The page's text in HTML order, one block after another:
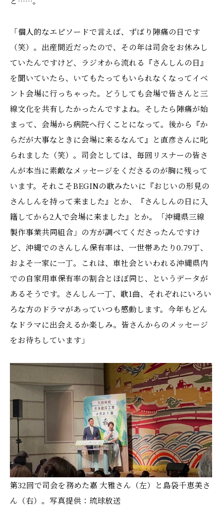
「個人的なエピソードで言えば、ずばり陣痛の日です
（笑）。出産間近だったので、その年は司会をお休みし
ていたんですけど、ラジオから流れる『さんしんの日』
を聞いていたら、いてもたってもいられなくなってイベ
ント会場に行っちゃった。どうしても会場で皆さんと三
線文化を共有したかったんですよね。そしたら陣痛が始
まって、会場から病院へ行くことになって。後から『か
らだが大事なときに会場に来るなんて』と直彦さんに叱
られました（笑）。司会としては、毎回リスナーの皆さ
んが本当に素敵なメッセージをくださるのが胸に残って
います。それこそBEGINの歌みたいに『おじいの形見の
さんしんを持って来ました』とか、『さんしんの日に入
籍してから2人で会場に来ました』とか。「沖縄県三線
製作事業共同組合」の方が調べてくださったんですけ
ど、沖縄でのさんしん保有率は、一世帯あたり0.79丁、
およそ一家に一丁。これは、車社会といわれる沖縄県内
での自家用車保有率の割合とほぼ同じ、というデータが
あるそうです。さんしん一丁、歌1曲、それぞれにいろい
ろな方のドラマがあっていつも感動します。今年もどん
なドラマに出会えるか楽しみ。皆さんからのメッセージ
をお待ちしています」
第32回で司会を務めた嘉 大雅さん（左）と島袋千恵美さ
ん（右）。写真提供：琉球放送